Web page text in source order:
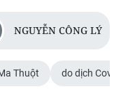
NGUYỄN CÔNG LÝ
Thuột do dịch